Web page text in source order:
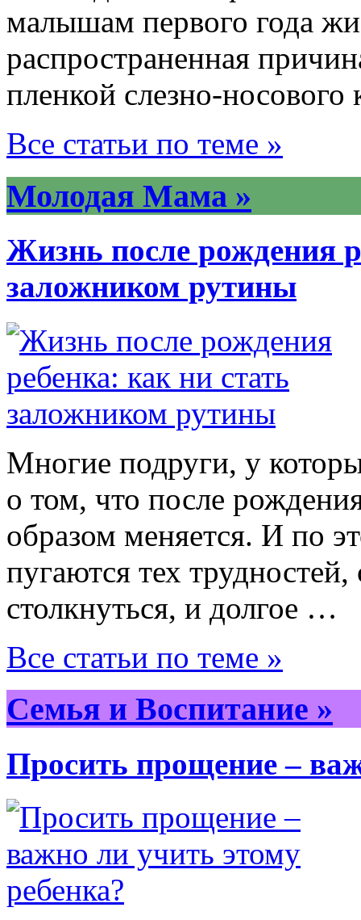
малышам первого года
распространенная
пленкой слезно-носового
Все статьи по теме »
Молодая Мама »
Жизнь после рождения
заложником рутины
Многие подруги, у
о том, что после
образом меняется. И по
пугаются тех
столкнуться, и долгое …
Все статьи по теме »
Семья и Воспитание »
Просить прощение –